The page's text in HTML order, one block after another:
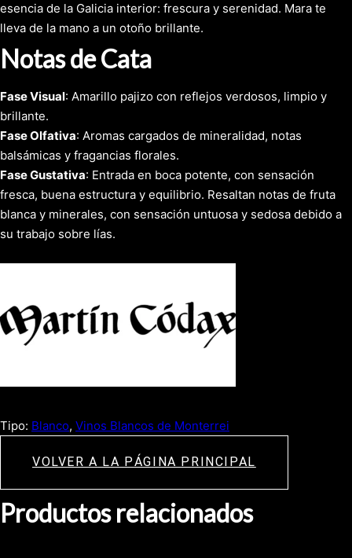
esencia de la Galicia interior: frescura y serenidad. Mara te
lleva de la mano a un otoño brillante.
Notas de Cata
Fase Visual: Amarillo pajizo con reflejos verdosos, limpio y
brillante.
Fase Olfativa: Aromas cargados de mineralidad, notas
balsámicas y fragancias florales.
Fase Gustativa: Entrada en boca potente, con sensación
fresca, buena estructura y equilibrio. Resaltan notas de fruta
blanca y minerales, con sensación untuosa y sedosa debido a
su trabajo sobre lías.
Tipo: Blanco, Vinos Blancos de Monterrei
VOLVER A LA PÁGINA PRINCIPAL
Productos relacionados